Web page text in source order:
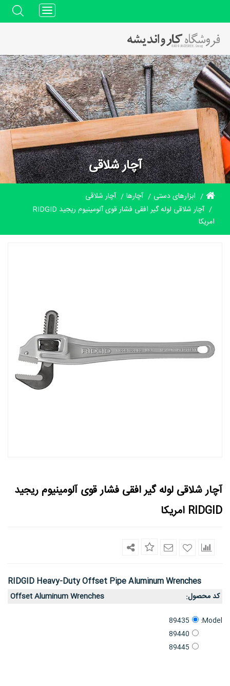
Toggle
navigation
آچار شلاقی
ابزارهای دستی آچارها
آچار شلاقی
آچار شلاقی لوله گیر افقی فشار قوی آلومینیوم ریجید RIDGID
امریکا
آچار شلاقی لوله گیر افقی فشار قوی آلومینیوم ریجید
RIDGID امریکا
RIDGID Heavy-Duty Offset Pipe Aluminum Wrenches
کد محصول:
Offset Aluminum Wrenches
Model:
89435
89440
89445